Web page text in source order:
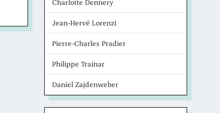
Charlotte Dennery
Jean-Hervé Lorenzi
Pierre-Charles Pradier
Philippe Trainar
Daniel Zajdenweber